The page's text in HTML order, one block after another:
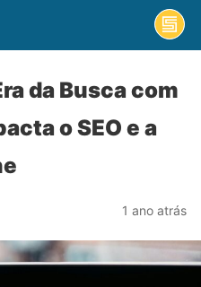
da Busca com
o SEO e a
1 ano atrás